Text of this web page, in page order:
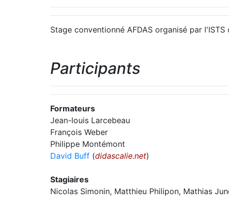
Stage conventionné AFDAS organisé par
Participants
Formateurs
Jean-louis Larcebeau
François Weber
Philippe Montémont
David Buff (didascalie.net)
Stagiaires
Nicolas Simonin, Matthieu Philipon, Mathias